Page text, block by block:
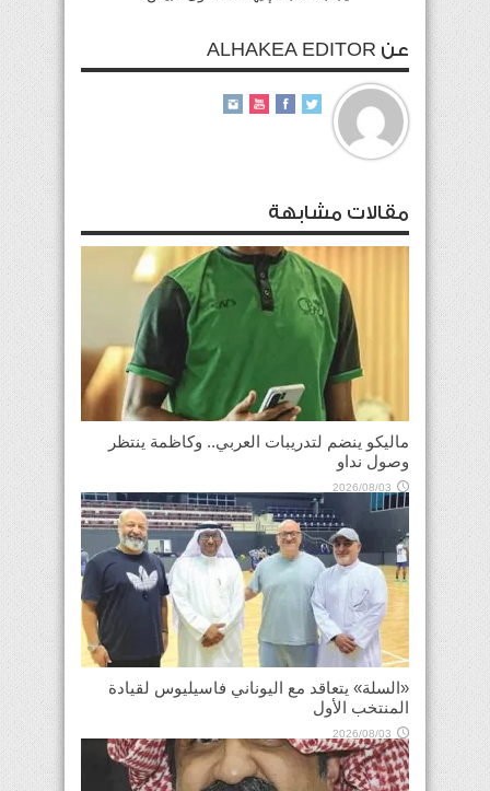
عن ALHAKEA EDITOR
مقالات مشابهة
ماليكو ينضم لتدريبات العربي.. وكاظمة ينتظر
وصول نداو
2026/08/03
«السلة» يتعاقد مع اليوناني فاسيليوس لقيادة
المنتخب الأول
2026/08/03